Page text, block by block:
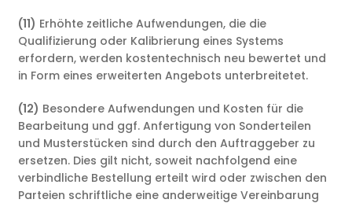
(11) Erhöhte zeitliche Aufwendungen, die die
Qualifizierung oder Kalibrierung eines Systems
erfordern, werden kostentechnisch neu bewertet und
in Form eines erweiterten Angebots unterbreitetet.
(12) Besondere Aufwendungen und Kosten für die
Bearbeitung und ggf. Anfertigung von Sonderteilen
und Musterstücken sind durch den Auftraggeber zu
ersetzen. Dies gilt nicht, soweit nachfolgend eine
verbindliche Bestellung erteilt wird oder zwischen den
Parteien schriftliche eine anderweitige Vereinbarung